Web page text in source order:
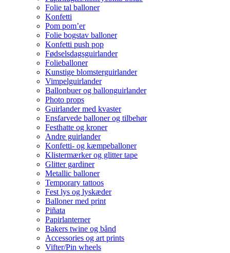
Folie tal balloner
Konfetti
Pom pom’er
Folie bogstav balloner
Konfetti push pop
Fødselsdagsguirlander
Folieballoner
Kunstige blomsterguirlander
Vimpelguirlander
Ballonbuer og ballonguirlander
Photo props
Guirlander med kvaster
Ensfarvede balloner og tilbehør
Festhatte og kroner
Andre guirlander
Konfetti- og kæmpeballoner
Klistermærker og glitter tape
Glitter gardiner
Metallic balloner
Temporary tattoos
Fest lys og lyskæder
Balloner med print
Piñata
Papirlanterner
Bakers twine og bånd
Accessories og art prints
Vifter/Pin wheels